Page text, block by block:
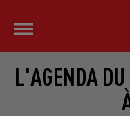
L'AGENDA